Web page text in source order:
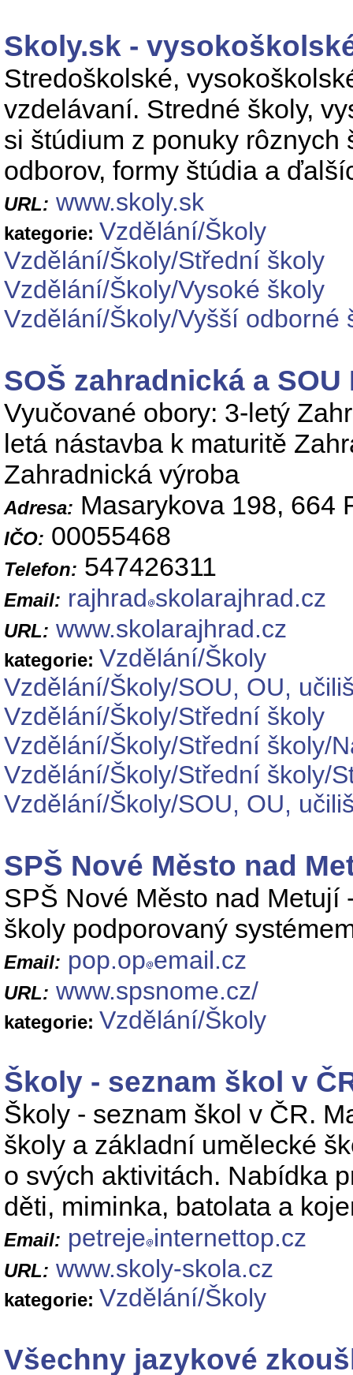
Skoly.sk -
Stredoškolské,
vzdelávaní. Stredné školy,
si štúdium z ponuky
odborov, formy štúdia a
URL: www.skoly.sk
kategorie: Vzdělání/Školy
Vzdělání/Školy/Střední školy
Vzdělání/Školy/Vysoké školy
Vzdělání/Školy/Vyšší odborné
SOŠ zahradnická a SOU
Vyučované obory: 3-letý
letá nástavba k maturitě
Zahradnická výroba
Adresa: Masarykova 198, 664
IČO: 00055468
Telefon: 547426311
Email: rajhrad skolarajhrad.cz
URL: www.skolarajhrad.cz
kategorie: Vzdělání/Školy
Vzdělání/Školy/SOU, OU,
Vzdělání/Školy/Střední školy
Vzdělání/Školy/Střední školy/
Vzdělání/Školy/Střední školy/
Vzdělání/Školy/SOU, OU,
SPŠ Nové Město nad
SPŠ Nové Město nad
školy podporovaný
Email: pop.op email.cz
URL: www.spsnome.cz/
kategorie: Vzdělání/Školy
Školy - seznam škol v
Školy - seznam škol v ČR.
školy a základní umělecké
o svých aktivitách. Nabídka
děti, miminka, batolata a
Email: petreje internettop.cz
URL: www.skoly-skola.cz
kategorie: Vzdělání/Školy
Všechny jazykové